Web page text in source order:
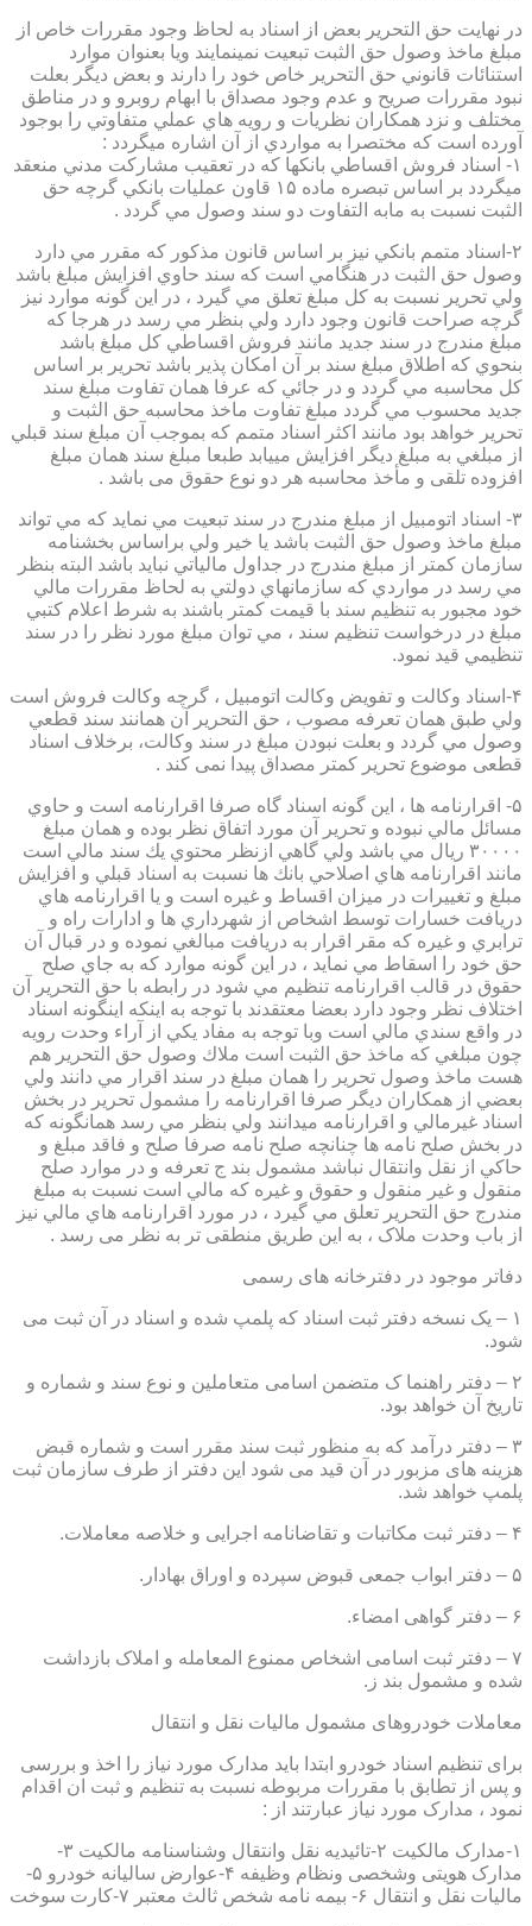
در نهايت حق التحرير بعض از اسناد به لحاظ وجود مقررات خاص از
مبلغ ماخذ وصول حق الثبت تبعيت نمينمايند ويا بعنوان موارد
استنائات قانوني حق التحرير خاص خود را دارند و بعض ديگر بعلت
نبود مقررات صريح و عدم وجود مصداق با ابهام روبرو و در مناطق
مختلف و نزد همكاران نظريات و رويه هاي عملي متفاوتي را بوجود
آورده است كه مختصرا به مواردي از آن اشاره ميگردد :
۱- اسناد فروش اقساطي بانكها كه در تعقيب مشاركت مدني منعقد
ميگردد بر اساس تبصره ماده ۱۵ قاون عمليات بانكي گرچه حق
الثبت نسبت به مابه التفاوت دو سند وصول مي گردد .
۲-اسناد متمم بانكي نيز بر اساس قانون مذكور كه مقرر مي دارد
وصول حق الثبت در هنگامي است كه سند حاوي افزايش مبلغ باشد
ولي تحرير نسبت به كل مبلغ تعلق مي گيرد ، در اين گونه موارد نيز
گرچه صراحت قانون وجود دارد ولي بنظر مي رسد در هرجا كه
مبلغ مندرج در سند جديد مانند فروش اقساطي كل مبلغ باشد
بنحوي كه اطلاق مبلغ سند بر آن امكان پذير باشد تحرير بر اساس
كل محاسبه مي گردد و در جائي كه عرفا همان تفاوت مبلغ سند
جديد محسوب مي گردد مبلغ تفاوت ماخذ محاسبه حق الثبت و
تحرير خواهد بود مانند اكثر اسناد متمم كه بموجب آن مبلغ سند قبلي
از مبلغي به مبلغ ديگر افزايش مييابد طبعا مبلغ سند همان مبلغ
افزوده تلقی و مأخذ محاسبه هر دو نوع حقوق می باشد .
۳- اسناد اتومبيل از مبلغ مندرج در سند تبعيت مي نمايد كه مي تواند
مبلغ ماخذ وصول حق الثبت باشد يا خير ولي براساس بخشنامه
سازمان كمتر از مبلغ مندرج در جداول مالياتي نبايد باشد البته بنظر
مي رسد در مواردي كه سازمانهاي دولتي به لحاظ مقررات مالي
خود مجبور به تنظيم سند با قيمت كمتر باشند به شرط اعلام كتبي
مبلغ در درخواست تنظيم سند ، مي توان مبلغ مورد نظر را در سند
تنظيمي قيد نمود.
۴-اسناد وكالت و تفويض وكالت اتومبيل ، گرچه وكالت فروش است
ولي طبق همان تعرفه مصوب ، حق التحرير آن همانند سند قطعي
وصول مي گردد و بعلت نبودن مبلغ در سند وكالت، برخلاف اسناد
قطعی موضوع تحریر کمتر مصداق پیدا نمی کند .
۵- اقرارنامه ها ، اين گونه اسناد گاه صرفا اقرارنامه است و حاوي
مسائل مالي نبوده و تحرير آن مورد اتفاق نظر بوده و همان مبلغ
۳۰۰۰۰ ريال مي باشد ولي گاهي ازنظر محتوي يك سند مالي است
مانند اقرارنامه هاي اصلاحي بانك ها نسبت به اسناد قبلي و افزايش
مبلغ و تغييرات در ميزان اقساط و غيره است و يا اقرارنامه هاي
دريافت خسارات توسط اشخاص از شهرداري ها و ادارات راه و
ترابري و غيره كه مقر اقرار به دريافت مبالغي نموده و در قبال آن
حق خود را اسقاط مي نمايد ، در اين گونه موارد كه به جاي صلح
حقوق در قالب اقرارنامه تنظيم مي شود در رابطه با حق التحرير آن
اختلاف نظر وجود دارد بعضا معتقدند با توجه به اينكه اينگونه اسناد
در واقع سندي مالي است وبا توجه به مفاد يكي از آراء وحدت رويه
چون مبلغي كه ماخذ حق الثبت است ملاك وصول حق التحرير هم
هست ماخذ وصول تحرير را همان مبلغ در سند اقرار مي دانند ولي
بعضي از همكاران ديگر صرفا اقرارنامه را مشمول تحرير در بخش
اسناد غيرمالي و اقرارنامه ميدانند ولي بنظر مي رسد همانگونه كه
در بخش صلح نامه ها چنانچه صلح نامه صرفا صلح و فاقد مبلغ و
حاكي از نقل وانتقال نباشد مشمول بند ج تعرفه و در موارد صلح
منقول و غير منقول و حقوق و غيره كه مالي است نسبت به مبلغ
مندرج حق التحرير تعلق مي گيرد ، در مورد اقرارنامه هاي مالي نيز
از باب وحدت ملاک ، به این طریق منطقی تر به نظر می رسد .
دفاتر موجود در دفترخانه های رسمی
۱ – یک نسخه دفتر ثبت اسناد که پلمپ شده و اسناد در آن ثبت می
شود.
۲ – دفتر راهنما ک متضمن اسامی متعاملین و نوع سند و شماره و
تاریخ آن خواهد بود.
۳ – دفتر درآمد که به منظور ثبت سند مقرر است و شماره قبض
هزینه های مزبور در آن قید می شود این دفتر از طرف سازمان ثبت
پلمپ خواهد شد.
۴ – دفتر ثبت مکاتبات و تقاضانامه اجرایی و خلاصه معاملات.
۵ – دفتر ابواب جمعی قبوض سپرده و اوراق بهادار.
۶ – دفتر گواهی امضاء.
۷ – دفتر ثبت اسامی اشخاص ممنوع المعامله و املاک بازداشت
شده و مشمول بند ز.
معاملات خودروهای مشمول مالیات نقل و انتقال
برای تنظیم اسناد خودرو ابتدا باید مدارک مورد نیاز را اخذ و بررسی
و پس از تطابق با مقررات مربوطه نسبت به تنظیم و ثبت ان اقدام
نمود ، مدارک مورد نیاز عبارتند از :
۱-مدارک مالکیت ۲-تائیدیه نقل وانتقال وشناسنامه مالکیت ۳-
مدارک هویتی وشخصی ونظام وظیفه ۴-عوارض سالیانه خودرو ۵-
مالیات نقل و انتقال ۶- بیمه نامه شخص ثالث معتبر ۷-کارت سوخت